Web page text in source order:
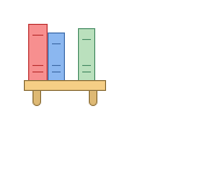
контенту